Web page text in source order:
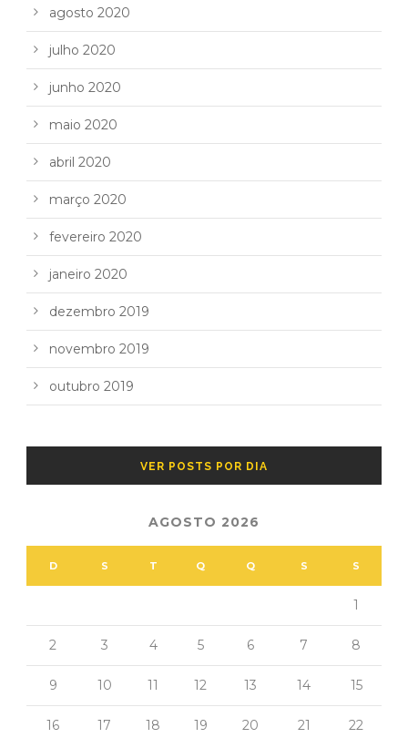
agosto 2020
julho 2020
junho 2020
maio 2020
abril 2020
março 2020
fevereiro 2020
janeiro 2020
dezembro 2019
novembro 2019
outubro 2019
VER POSTS POR DIA
AGOSTO 2026
D S T Q Q S S
1
2 3 4 5 6 7 8
9 10 11 12 13 14 15
16 17 18 19 20 21 22